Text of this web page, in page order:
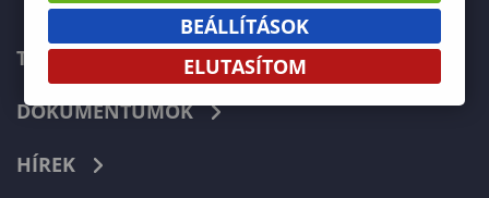
TELEFONKÖNYV
DOKUMENTUMOK
HÍREK
BEÁLLÍTÁSOK
ELUTASÍTOM